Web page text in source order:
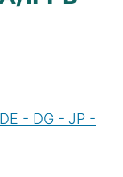
- DG - JP -